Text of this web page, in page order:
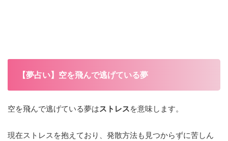
【夢占い】空を飛んで逃げている夢
空を飛んで逃げている夢はストレスを意味します。
現在ストレスを抱えており、発散方法も見つからずに苦しん